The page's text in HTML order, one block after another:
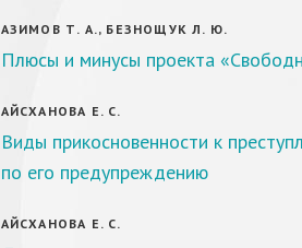
АЗИМОВ Т. А., БЕЗНОЩУК Л. Ю.
Плюсы и минусы проекта
АЙСХАНОВА Е. С.
Виды прикосновенности к
по его предупреждению
АЙСХАНОВА Е. С.